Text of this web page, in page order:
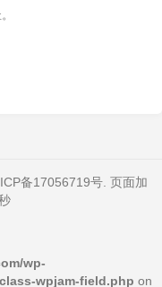
备17056719号. 页面加
wp-
wpjam-field.php on